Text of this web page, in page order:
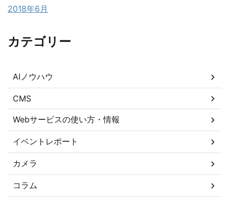
2018年6月
カテゴリー
AIノウハウ
CMS
Webサービスの使い方・情報
イベントレポート
カメラ
コラム